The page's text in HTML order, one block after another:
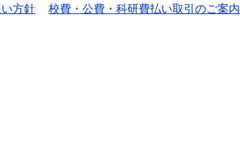
方針 校費・公費・科研費払い取引のご案内